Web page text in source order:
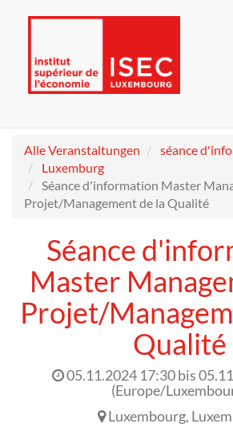
Alle Veranstaltungen
séance
Luxemburg
Séance d'information Master
Projet/Management de la Qualité
Séance
Master
Projet/
Qualité
05.11.2024 17:30bis
(Europe/
Luxembourg,